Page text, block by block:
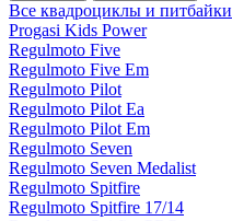
Все квадроциклы и питбайки
Progasi Kids Power
Regulmoto Five
Regulmoto Five Em
Regulmoto Pilot
Regulmoto Pilot Ea
Regulmoto Pilot Em
Regulmoto Seven
Regulmoto Seven Medalist
Regulmoto Spitfire
Regulmoto Spitfire 17/14